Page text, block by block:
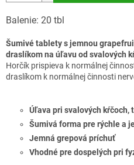
Balenie: 20 tbl
Šumivé tablety s jemnou
draslíkom na úľavu od svalových
Horčík prispieva k normálnej
draslíkom k normálnej činnosti
Úľava pri svalových kŕčoch,
Šumivá forma pre rýchle a
Jemná grepová príchuť
Vhodné pre dospelých pri